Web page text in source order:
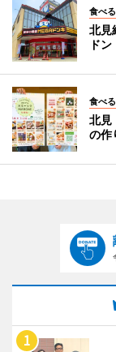
食べる
北見
ド
食べる
北見
の作